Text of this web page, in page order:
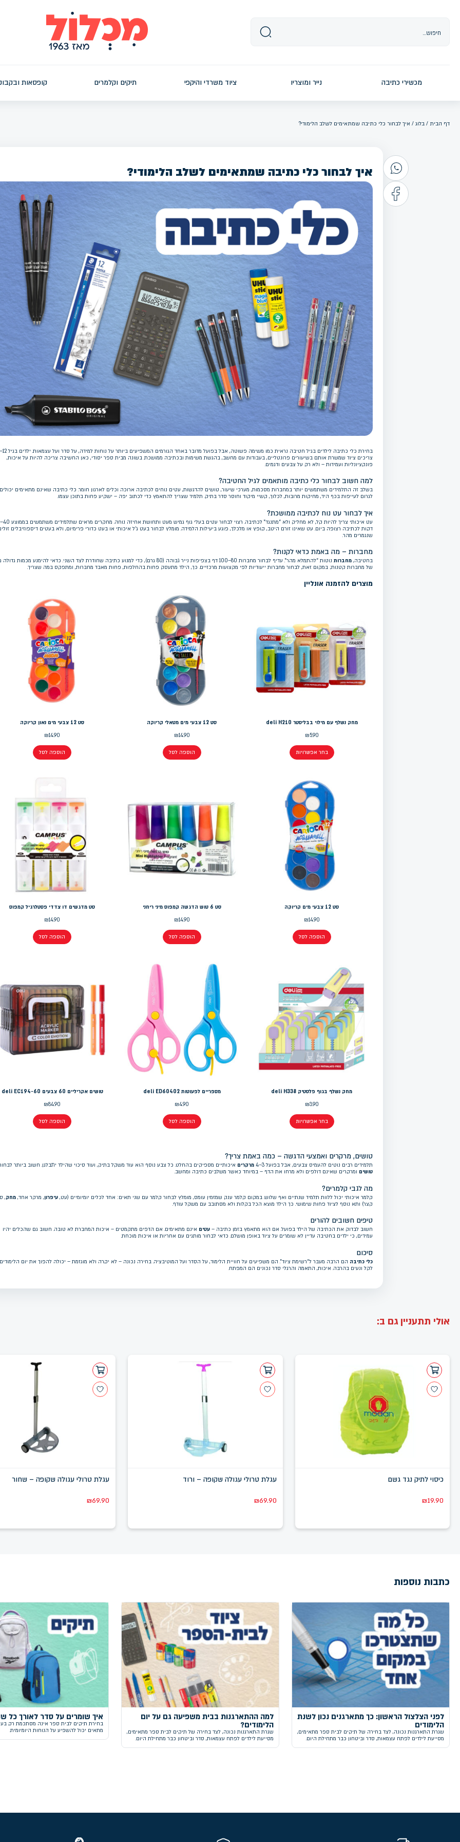
מכשירי כתיבה נייר ומוצריו ציוד משרדי והיקפי תיקים וקלמרים קופסאות
דף הבית / בלוג / איך לבחור כלי כתיבה שמתאימים לשלב הלימודי?
איך לבחור כלי כתיבה שמתאימים לשלב הלימודי?
צריכים ציוד שמשרת אותם בשיעורים פרונטליים, בעבודות עם מחשב, בהגשת משימות ובכתיבה ממושכת. בשונה מבית ספר יסודי, כאן החשיבה צריכה להיות על איכות,
פונקציונליות ועמידות – ולא רק על צבעים ודגמים.
למה חשוב לבחור כלי כתיבה מותאמים לגיל החטיבה?
בשלב זה התלמידים משתמשים יותר במחברות מסכמות, מערכי שיעור, טושים להדגשות, עטים נוחים לכתיבה ארוכה וכלים לארגון חומר. כלי כתיבה שאינם מתאימים
לגרום לעייפות בכף היד, מחיקות מרובות, לכלוך, קשיי מיקוד וחוסר סדר בתיק. תלמיד שצריך להתאמץ כדי לכתוב יפה – ישקיע פחות בתוכן עצמו.
איך לבחור עט נוח לכתיבה ממושכת?
דקות לכתיבה רצופה ביום. עט שאינו זורם היטב, קופץ או מלכלך, פוגע ביעילות הלמידה. מומלץ לבחור בעט ג'ל איכותי או בעט כדורי פרימיום, ולא בעטים דיספוזיבלים
שנגמרים מהר.
מחברות – מה באמת כדאי לקנות?
בחטיבה,מחברות
נוטות “להתמלא מהר”. עדיף לבחור מחברות 80–100 דף בצפיפות נייר גבוהה (80 גרם), כדי למנוע כתיבה שחודרת לצד השני. כדאי להימנע מכמות
של מחברות קטנות; במקום זאת, לבחור מחברות ייעודיות לפי מקצועות מרכזיים. כך, הילד מתעסק פחות בהחלפות, פחות מאבד מחברות, ומתפקס במה שצריך.
מוצרים להזמנה אונליין
מחק נשלף עם מילוי בבליסטר deli H210
₪5.90
בחר אפשרויות
סט 12 צבעי מים מטאלי קריוקה
₪14.90
הוספה לסל
סט 12 צבעי מים נאון קריוקה
₪14.90
הוספה לסל
סט 12 צבעי מים קריוקה
₪14.90
הוספה לסל
סט 6 טוש הדגשה קמפוס מיני ריחני
₪14.90
הוספה לסל
סט מדגשים דו צדדי פסטלרגיל קמפוס
₪14.90
הוספה לסל
מחק נשלף בגוף פלסטיק deli H338
₪3.90
בחר אפשרויות
מספריים לפעוטות deli ED60402
₪4.90
הוספה לסל
טושים אקריליים 60 צבעים deli EC194-60
₪84.90
הוספה לסל
טושים, מרקרים ואמצעי הדגשה – כמה באמת צריך?
תלמידים רבים נוטים להעמיס צבעים, אבל בפועל 3–4 מרקרים איכותיים מספיקים בהחלט. כל צבע נוסף הוא עוד משקל בתיק, ועוד סיכוי שהילד יתבלגן. חשוב ביותר
טושים ומרקרים שאינם דולפים ולא מרחו את הדף – במיוחד כאשר משלבים כתיבה ומחשב.
מה לגבי קלמרים?
קלמר איכותי יכול ללוות תלמיד שנתיים ואף שלוש. במקום קלמר ענק שמזמין עומס, מומלץ לבחור קלמר עם שני תאים: אחד לכלים יומיומיים (עט,עיפרון, מרקר אחד,מחק,
קצר) ותא נוסף לציוד פחות שימושי. כך הילד מוצא הכל בקלות ולא מסתובב עם משקל עודף.
טיפים חשובים להורים
חשוב לבדוק את הכתיבה של הילד בפועל. אם הוא מתאמץ בזמן כתיבה –עטים אינם מתאימים. אם הדפים מתקמטים – איכות המחברת לא טובה. חשוב גם שהכלים יהיו
עמידים, כי ילדים בחטיבה עדיין לא שומרים על ציוד באופן מושלם. כדאי לבחור מותגים עם אחריות או איכות מוכחת.
סיכום
כלי כתיבה הם הרבה מעבר ל“רשימת ציוד”. הם משפיעים על חוויית הלימוד, על הסדר ועל המוטיבציה. בחירה נכונה – לא יקרה ולא מוגזמת – יכולה להפוך את יום
לקל ונעים בהרבה. איכות, התאמה והרגלי סדר נכונים הם המפתח.
אולי תתעניין גם ב:
כיסוי לתיק נגד גשם
₪19.90
עגלת טרולי עגולה שקופה – ורוד
₪69.90
עגלת טרולי עגולה שקופה – שחור
₪69.90
כתבות נוספות
לפני הצלצול הראשון: כך מתארגנים נכון לשנת
הלימודים
שגרת התארגנות נכונה, לצד בחירה של תיקים לבית ספר מתאימים,
מסייעת לילדים לפתח עצמאות, סדר וביטחון כבר מתחילת היום.
למה ההתארגנות בבית משפיעה גם על יום
הלימודים?
שגרת התארגנות נכונה, לצד בחירה של תיקים לבית ספר מתאימים,
מסייעת לילדים לפתח עצמאות, סדר וביטחון כבר מתחילת היום.
איך שומרים על סדר לאורך כל
בחירת תיקים לבית ספר אינה מסתכמת רק
מתאים יכול להשפיע על הנוחות היומיומית.